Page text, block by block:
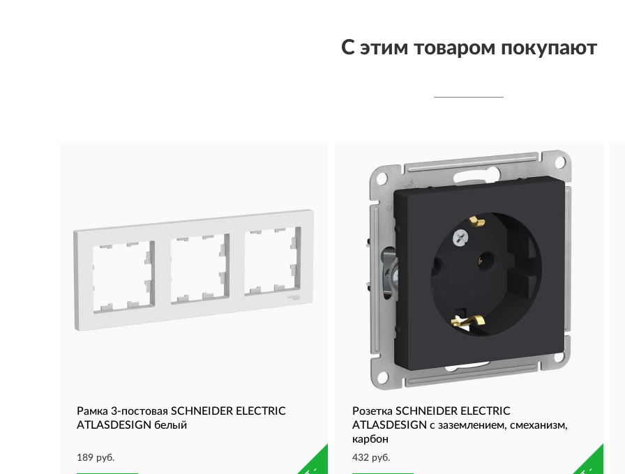
С этим товаром покупают
Рамка 3-постовая SCHNEIDER ELECTRIC
ATLASDESIGN белый
189 руб.
Розетка SCHNEIDER ELECTRIC
ATLASDESIGN с заземлением, cмеханизм,
карбон
432 руб.